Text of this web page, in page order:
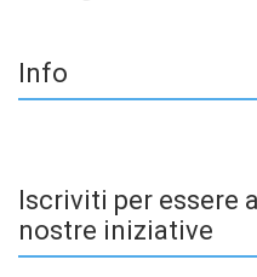
Info
Iscriviti per essere
nostre iniziative